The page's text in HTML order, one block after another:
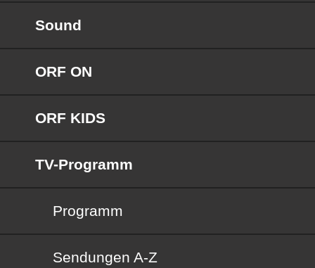
Sound
ORF ON
ORF KIDS
TV-Programm
Programm
Sendungen von A bis Z
Sendungen A-Z